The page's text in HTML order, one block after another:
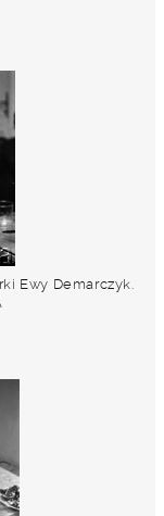
Ewy Demarczyk.